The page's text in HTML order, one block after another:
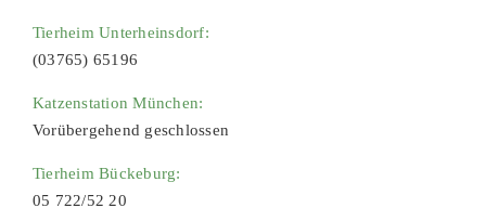
Tierheim Unterheinsdorf:
(03765) 65196
Katzenstation München:
Vorübergehend geschlossen
Tierheim Bückeburg:
05 722/52 20